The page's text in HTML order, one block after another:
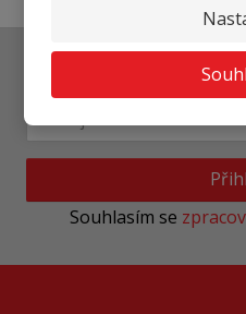
Ať vám
Souhlasím se